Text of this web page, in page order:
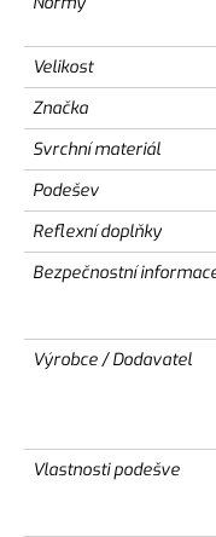
Velikost
Značka
Svrchní materiál
Podešev
Reflexní doplňky
Bezpečnostní
Výrobce / Dodavatel
Vlastnosti podešve